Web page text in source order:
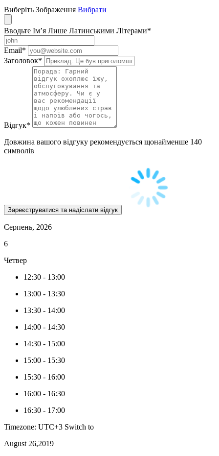
Виберіть Зображення Вибрати
Вводьте Ім’я Лише Латинськими Літерами*
Email*
Заголовок*
Відгук*
Довжина вашого відгуку рекомендується щонайменше 140
символів
Серпень, 2026
6
Четвер
12:30 - 13:00
13:00 - 13:30
13:30 - 14:00
14:00 - 14:30
14:30 - 15:00
15:00 - 15:30
15:30 - 16:00
16:00 - 16:30
16:30 - 17:00
Timezone: UTC+3 Switch to
August 26,2019